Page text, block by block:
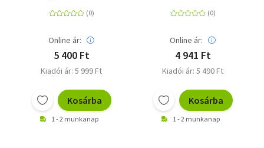
Online ár:
5 400 Ft
Kiadói ár: 5 999 Ft
Kosárba
1 - 2 munkanap
Online ár:
4 941 Ft
Kiadói ár: 5 490 Ft
Kosárba
1 - 2 munkanap